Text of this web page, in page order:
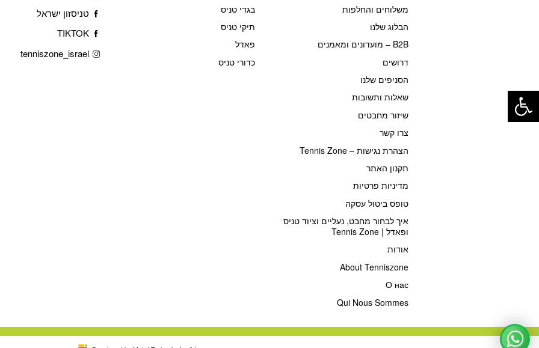
משלוחים והחלפות
הבלוג שלנו
B2B – מועדונים ומאמנים
דרושים
הסניפים שלנו
שאלות ותשובות
שיזור מחבטים
צרו קשר
הצהרת נגישות – Tennis Zone
תקנון האתר
מדיניות פרטיות
טופס ביטול עסקה
איך לבחור מחבט, נעליים וציוד טניס
ופאדל | Tennis Zone
אודות
About Tenniszone
О нас
Qui Nous Sommes
בגדי טניס
תיקי טניס
פאדל
כדורי טניס
טניסזון ישראל
TIKTOK
tenniszone_israel
פתח סרגל נגישות